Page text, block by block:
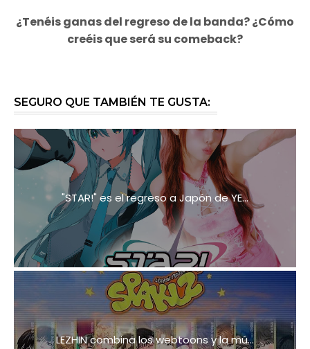
¿Tenéis ganas del regreso de la banda? ¿Cómo
creéis que será su comeback?
SEGURO QUE TAMBIÉN TE GUSTA:
"STAR!" es el regreso a Japón de YE...
LEZHIN combina los webtoons y la mú...